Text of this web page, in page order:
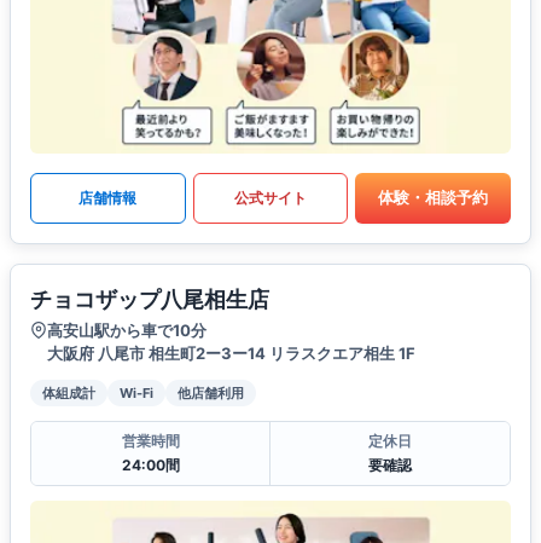
店舗情報 公式サイト 体験・相談予約
チョコザップ八尾相生店
高安山駅から車で10分
大阪府 八尾市 相生町2ー3ー14 リラスクエア相生 1F
体組成計 Wi-Fi 他店舗利用
営業時間
24:00間
定休日
要確認